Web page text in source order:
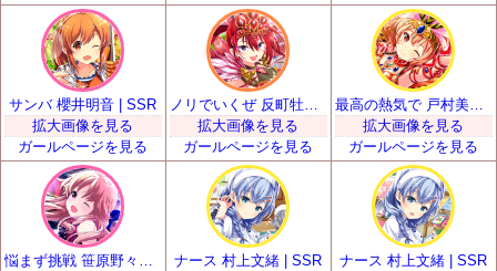
サンバ 櫻井明音 | SSR
拡大画像を見る
ガールページを見る
ノリでいくぜ 反町牡丹 | SSR
拡大画像を見る
ガールページを見る
最高の熱気で 戸村美知留 | SSR
拡大画像を見る
ガールページを見る
ナース 村上文緒 | SSR
ナース 村上文緒 | SSR